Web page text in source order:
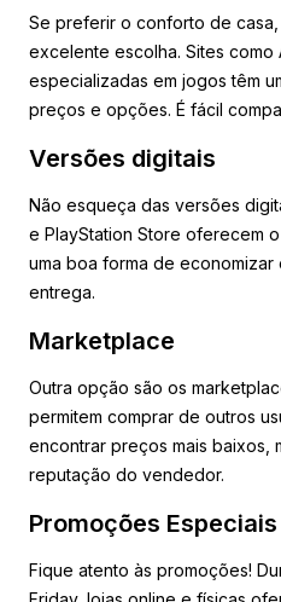
Se preferir o conforto de casa,
excelente escolha. Sites como
especializadas em jogos têm
preços e opções. É fácil
Versões digitais
Não esqueça das versões
e PlayStation Store oferecem
uma boa forma de
entrega.
Marketplace
Outra opção são os
permitem comprar de outros
encontrar preços mais baixos,
reputação do vendedor.
Promoções Especiais
Fique atento às promoções!